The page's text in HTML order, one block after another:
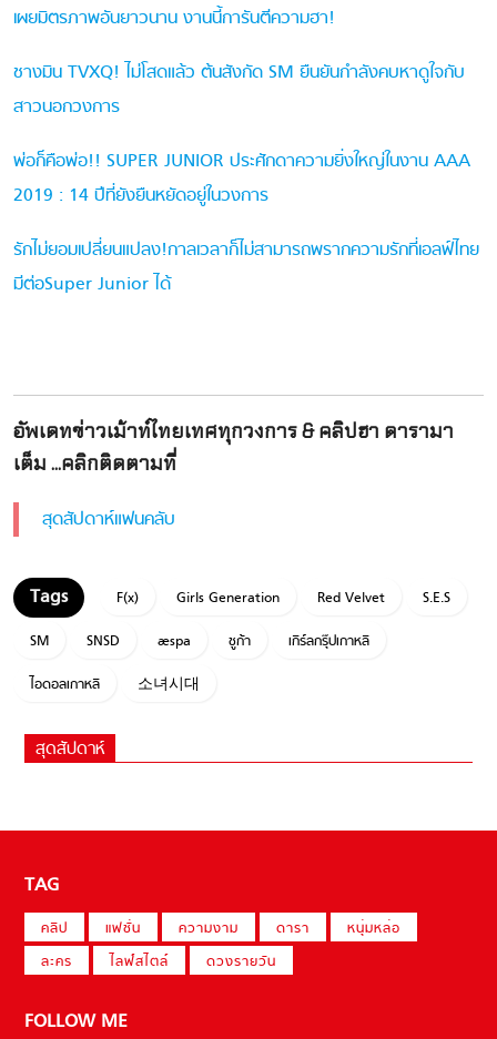
เผยมิตรภาพอันยาวนาน งานนี้การันตีความฮา!
ชางมิน TVXQ! ไม่โสดแล้ว ต้นสังกัด SM ยืนยันกำลังคบหาดูใจกับ
สาวนอกวงการ
พ่อก็คือพ่อ!! SUPER JUNIOR ประศักดาความยิ่งใหญ่ในงาน AAA
2019 : 14 ปีที่ยังยืนหยัดอยู่ในวงการ
รักไม่ยอมเปลี่ยนแปลง!กาลเวลาก็ไม่สามารถพรากความรักที่เอลฟ์ไทย
มีต่อSuper Junior ได้
อัพเดทข่าวเม้าท์ไทยเทศทุกวงการ & คลิปฮา ดารามา
เต็ม ...คลิกติดตามที่
สุดสัปดาห์แฟนคลับ
F(x) Girls Generation Red Velvet
S.E.S
SM
SNSD æspa ชูก้า
เกิร์ลกรุ๊ปเกาหลี
ไอดอลเกาหลี
소녀시대
สุดสัปดาห์
TAG
คลิป แฟชั่น ความงาม ดารา
หนุ่มหล่อ
ละคร
ไลฟ์สไตล์ ดวงรายวัน
FOLLOW ME